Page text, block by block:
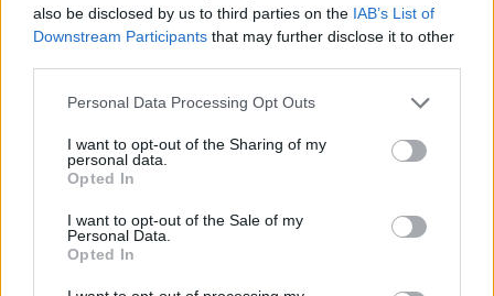
also be disclosed by us to third parties on the IAB’s List of
Downstream Participants that may further disclose it to other
Personal Data Processing Opt Outs
I want to opt-out of the Sharing of my
personal data.
Opted In
I want to opt-out of the Sale of my
Personal Data.
Opted In
Përplasje mes të
burgosurve në burgun e
dërgohen në spital
Pavlin Luli kundër
shkrirjes së Fushë-Arrëzit:
votën për Ramën, na
tradhtoi”